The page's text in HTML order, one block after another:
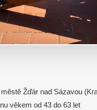
Žďár nad Sázavou
věkem od 43 do 63 let